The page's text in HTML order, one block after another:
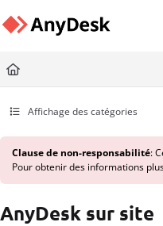
Fetch the complete documentation
Affichage des catégories
Clause de non-responsabilité:
Pour obtenir des informations
AnyDesk sur site